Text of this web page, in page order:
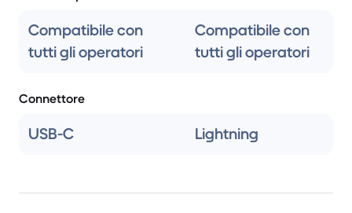
Compatibile con
tutti gli operatori
Compatibile con
tutti gli operatori
Connettore
USB-C Lightning